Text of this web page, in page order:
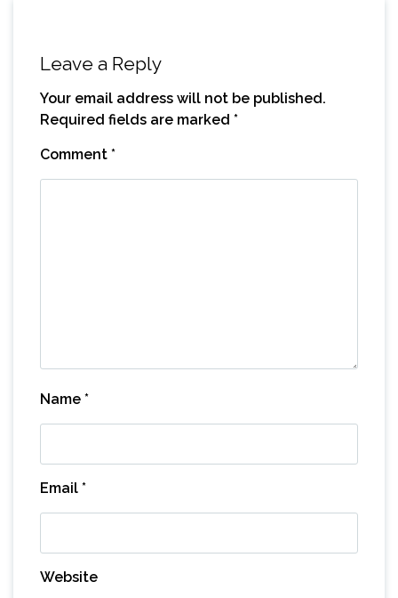
Leave a Reply
Your email address will not be published.
Required fields are marked *
Comment *
Name *
Email *
Website